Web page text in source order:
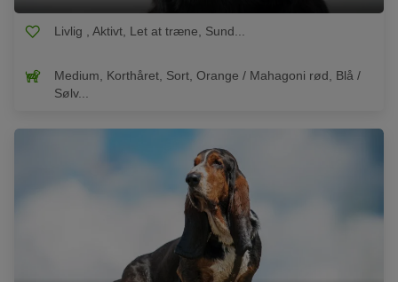
Livlig , Aktivt, Let at træne, Sund...
Medium, Korthåret, Sort, Orange / Mahagoni rød, Blå /
Sølv...